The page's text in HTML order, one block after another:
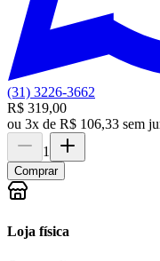
(31) 3226-3662
R$ 319,00
ou 3x de R$ 106,33 sem
1
Comprar
Loja física